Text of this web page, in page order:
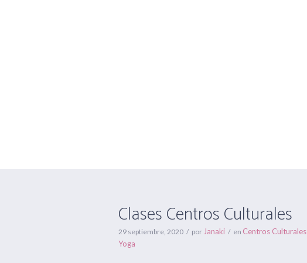
Clases Centros Culturales
29 septiembre, 2020 por Janaki en Centros Culturales
Yoga